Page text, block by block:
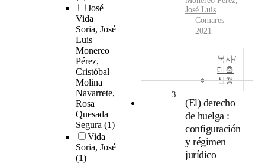
José
Vida
Soria, José
Luis
Monereo
Pérez,
Cristóbal
Molina
Navarrete,
Rosa
Quesada
Segura (1)
Vida
Soria, José
(1)
José Luis
Comares
2021
복사/
대출
신청
3
(El) derecho
de huelga :
configuración
y régimen
jurídico